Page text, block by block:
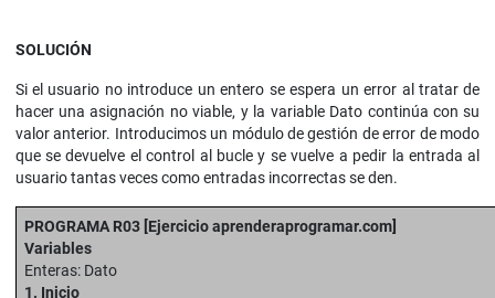
SOLUCIÓN
Si el usuario no introduce un entero se espera un error al tratar de
hacer una asignación no viable, y la variable Dato continúa con su
valor anterior. Introducimos un módulo de gestión de error de modo
que se devuelve el control al bucle y se vuelve a pedir la entrada al
usuario tantas veces como entradas incorrectas se den.
PROGRAMA R03 [Ejercicio aprenderaprogramar.com]
Variables
Enteras: Dato
1. Inicio